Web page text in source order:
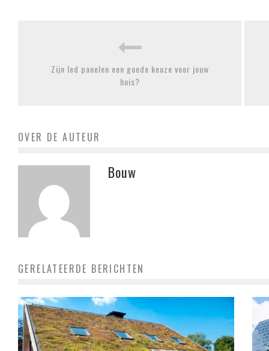
Zijn led panelen een goede keuze voor jouw
huis?
OVER DE AUTEUR
Bouw
GERELATEERDE BERICHTEN